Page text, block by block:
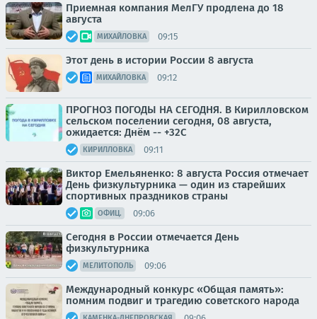
Приемная компания МелГУ продлена до 18
августа
МИХАЙЛОВКА 09:15
Этот день в истории России 8 августа
МИХАЙЛОВКА 09:12
ПРОГНОЗ ПОГОДЫ НА СЕГОДНЯ. В Кирилловском
сельском поселении сегодня, 08 августа,
ожидается: Днём -- +32С
КИРИЛЛОВКА 09:11
Виктор Емельяненко: 8 августа Россия отмечает
День физкультурника — один из старейших
спортивных праздников страны
ОФИЦ. 09:06
Сегодня в России отмечается День
физкультурника
МЕЛИТОПОЛЬ 09:06
Международный конкурс «Общая память»:
помним подвиг и трагедию советского народа